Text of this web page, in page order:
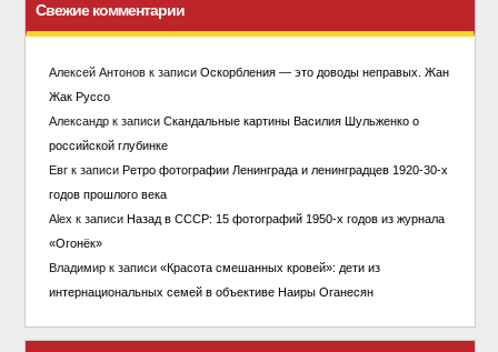
Свежие комментарии
Алексей Антоновк записи Оскорбления — это доводы неправых. Жан
Жак Руссо
Александрк записи Скандальные картины Василия Шульженко о
российской глубинке
Евгк записи Ретро фотографии Ленинграда и ленинградцев 1920-30-х
годов прошлого века
Alex к записи Назад в СССР: 15 фотографий 1950-х годов из журнала
«Огонёк»
Владимирк записи «Красота смешанных кровей»: дети из
интернациональных семей в объективе Наиры Оганесян